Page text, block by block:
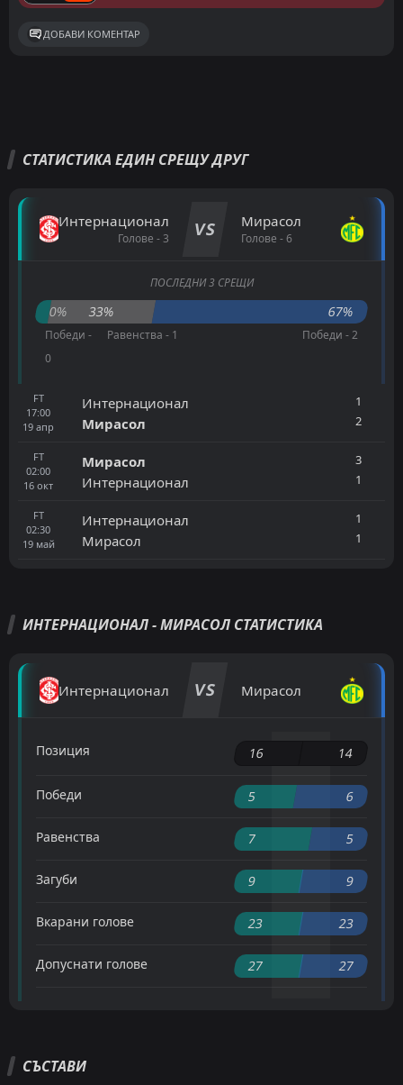
ДОБАВИ КОМЕНТАР
СТАТИСТИКА ЕДИН СРЕЩУ ДРУГ
Интернационал
Голове - 3 VS Мирасол
Голове - 6
ПОСЛЕДНИ 3 СРЕЩИ
0% 33% 67%
Победи -
0
Равенства - 1 Победи - 2
FT
17:00
19 апр
Интернационал
Мирасол
1
2
FT
02:00
16 окт
Мирасол
Интернационал
3
1
FT
02:30
19 май
Интернационал
Мирасол
1
1
ИНТЕРНАЦИОНАЛ - МИРАСОЛ СТАТИСТИКА
Интернационал VS Мирасол
Позиция 16 14
Победи 5 6
Равенства 7 5
Загуби 9 9
Вкарани голове 23 23
Допуснати голове 27 27
СЪСТАВИ